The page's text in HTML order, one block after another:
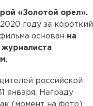
«Золотой орел».
году за короткий
основан на
.
российской
января. Награду
(момент на фото).